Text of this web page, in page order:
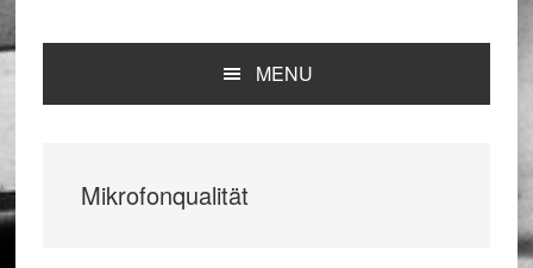
MENU
Mikrofonqualität